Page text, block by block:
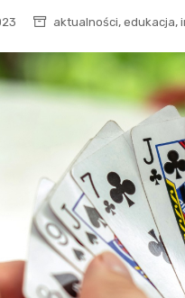
pozostałe
aktualności, edukacja,